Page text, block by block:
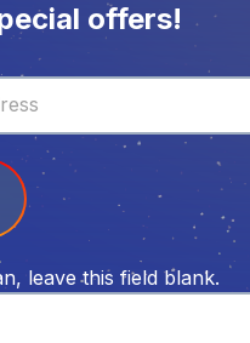
offers!
leave this field blank.